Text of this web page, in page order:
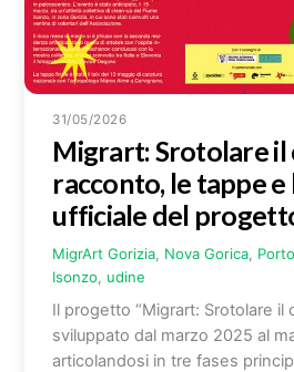
31/05/2026
Migrart: Srotolare il
racconto, le tappe e
ufficiale del
MigrArt Gorizia Nova Gorica
Isonzo udine
Il progetto “Migrart: Srotolare il
sviluppato dal marzo 2025 al
articolandosi in tre fases